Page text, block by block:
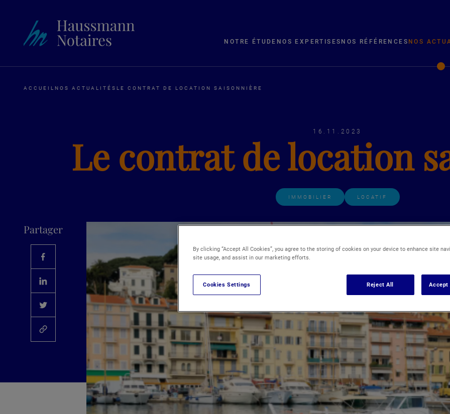
NOTRE ÉTUDE NOS EXPERTISES NOS RÉFÉRENCES NOS
ACCUEIL NOS ACTUALITÉS LE CONTRAT DE LOCATION SAISONNIÈRE
16.11.2023
Le contrat de location
IMMOBILIER LOCATIF
Partager
By clicking “Accept All Cookies”, you agree to the storing of cookies on your device to enhance site
site usage, and assist in our marketing efforts.
Reject All Accept
Cookies Settings